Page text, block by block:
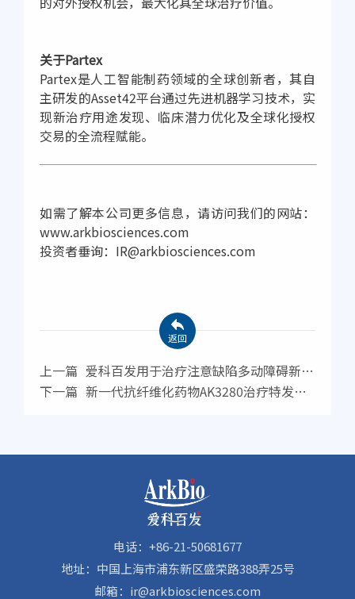
关于Partex
Partex是人工智能制药领域的全球创新者，其自
主研发的Asset42平台通过先进机器学习技术，实
现新治疗用途发现、临床潜力优化及全球化授权
交易的全流程赋能。
如需了解本公司更多信息，请访问我们的网站：
www.arkbiosciences.com
投资者垂询：IR@arkbiosciences.com
上一篇 爱科百发用于治疗注意缺陷多动障碍新药
爱智达®的上市申请获受理并纳入优先审评
下一篇 新一代抗纤维化药物AK3280治疗特发性
返回
电话：+86-21-50681677
地址：中国上海市浦东新区盛荣路388弄25号
邮箱：ir@arkbiosciences.com